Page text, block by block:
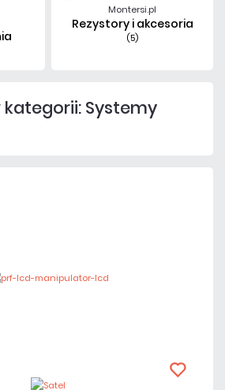
Rezystory i akcesoria
(5)
kategorii: Systemy